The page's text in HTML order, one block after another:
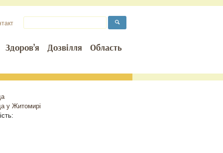
Здоров’я Дозвілля Область
у Житомирі